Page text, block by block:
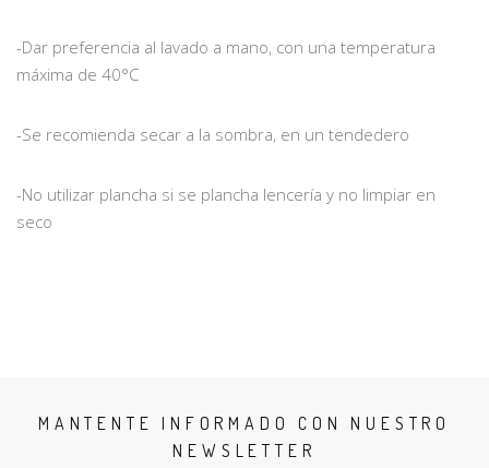
-Dar preferencia al lavado a mano, con una temperatura
máxima de 40°C
-Se recomienda secar a la sombra, en un tendedero
-No utilizar plancha si se plancha lencería y no limpiar en
seco
MANTENTE INFORMADO CON NUESTRO
NEWSLETTER